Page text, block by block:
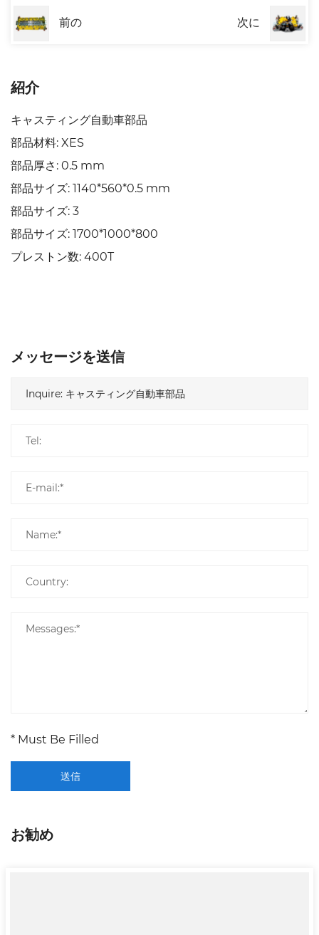
前の 次に
紹介
キャスティング自動車部品
部品材料: XES
部品厚さ: 0.5 mm
部品サイズ: 1140*560*0.5 mm
部品サイズ: 3
部品サイズ: 1700*1000*800
プレストン数: 400T
メッセージを送信
* Must Be Filled
送信
お勧め